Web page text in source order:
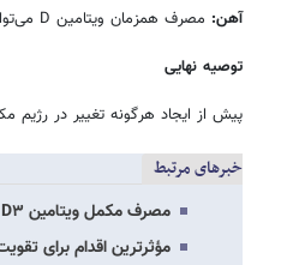
آهن: مصرف همزمان ویتامین D می‌تواند جذب آهن را کاهش دهد.
توصیه نهایی
پیش از ایجاد هرگونه تغییر در رژیم
خبرهای مرتبط
مصرف مکمل ویتامین D۳ چه زمانی توصیه می‌شود؟/ این گروه‌ها در معرض کمبود ویتامین D…
مؤثرترین اقدام برای